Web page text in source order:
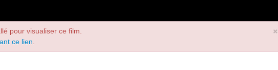
×
pour visualiser ce film.
ce lien